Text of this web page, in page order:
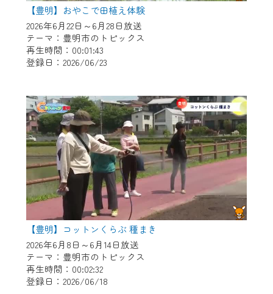
【豊明】おやこで田植え体験
2026年6月22日～6月28日放送
テーマ：豊明市のトピックス
再生時間：00:01:43
登録日：2026/06/23
【豊明】コットンくらぶ 種まき
2026年6月8日～6月14日放送
テーマ：豊明市のトピックス
再生時間：00:02:32
登録日：2026/06/18
※マイページへのログインには、MyIDが必
要となります。
※MyIDとは、CCNet Web TVを含むCCNetの
各種サービスをご利用頂くためのIDです。
で設定できます。
（GmailやYahooなどのフリーメールアドレ
スでも作成可能です）
※マイページへのログイン・MyIDの新規登
録はこちらから
※CCNetアプリをご利用中の方は引き続き
ご視聴いただけます。
＜メンテナンス情報＞
CCNetWebTVのリニューアルにともないメ
ンテナンス作業を予定しています。